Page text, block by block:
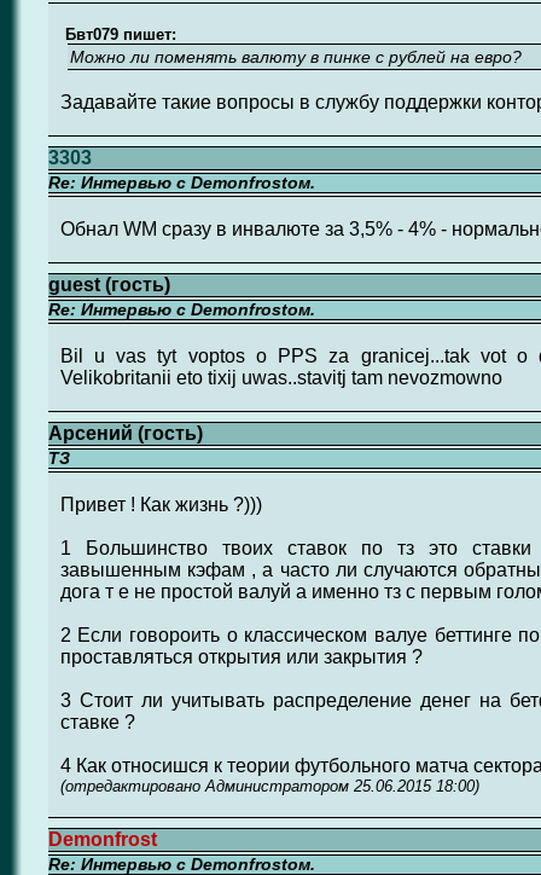
Бвт079 пишет:
Можно ли поменять валюту в пинке с рублей на евро?
Задавайте такие вопросы в службу поддержки
3303
Re: Интервью с Demonfrostом.
Обнал WM сразу в инвалюте за 3,5% - 4% -
guest (гость)
Re: Интервью с Demonfrostом.
Bil u vas tyt voptos o PPS za granicej...tak vot o
Velikobritanii eto tixij uwas..stavitj tam nevozmowno
Арсений (гость)
ТЗ
Привет ! Как жизнь ?)))
1 Большинство твоих ставок по тз это
завышенным кэфам , а часто ли случаются
дога т е не простой валуй а именно тз с первым
2 Если говороить о классическом валуе беттинге
проставляться открытия или закрытия ?
3 Стоит ли учитывать распределение денег на
ставке ?
4 Как относишся к теории футбольного матча
(отредактировано Администратором 25.06.2015 18:00)
Demonfrost
Re: Интервью с Demonfrostом.